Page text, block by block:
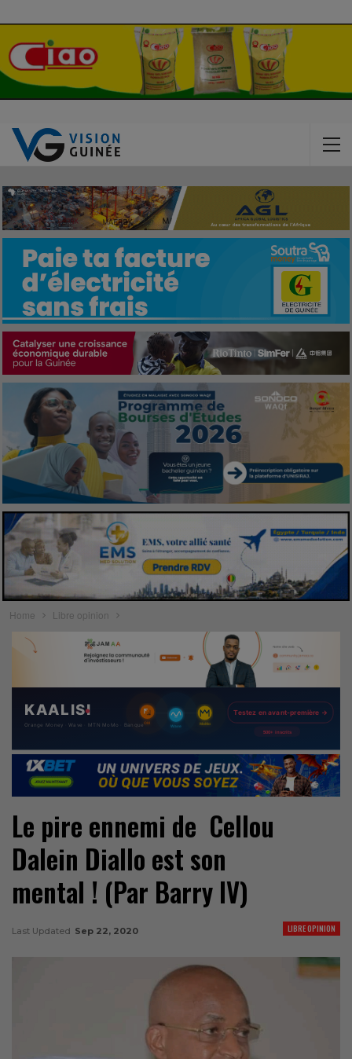
Home Libre opinion
Le pire ennemi de Cellou
Dalein Diallo est son
mental ! (Par Barry IV)
LIBRE OPINION
Last Updated Sep 22, 2020